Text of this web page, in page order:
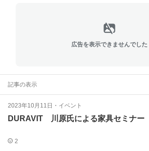
広告を表示できませんでした
記事の表示
2023年10月11日 ・ イベント
DURAVIT 川原氏による家具セミナー
2